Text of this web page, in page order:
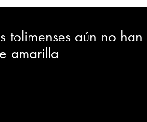
tolimenses aún no han
amarilla